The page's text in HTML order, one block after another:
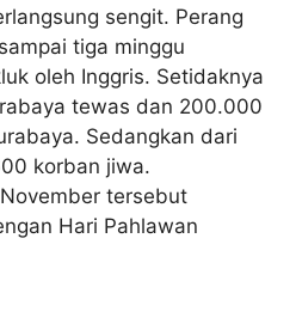
sengit. Perang
tiga minggu
oleh Inggris. Setidaknya
tewas dan 200.000
Sedangkan dari
korban jiwa.
tersebut
Hari Pahlawan